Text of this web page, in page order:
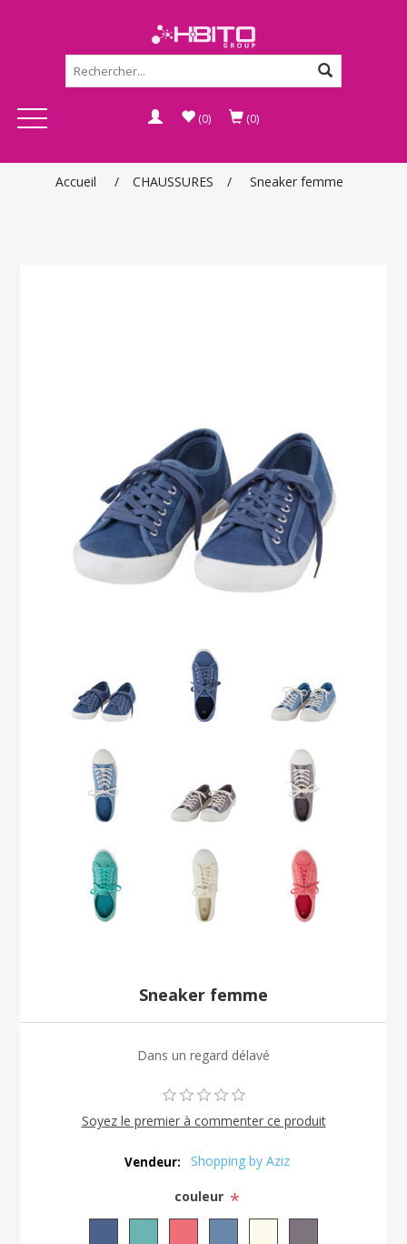
(0) (0)
Accueil / CHAUSSURES / Sneaker femme
Sneaker femme
Dans un regard délavé
Soyez le premier à commenter ce produit
Vendeur: Shopping by Aziz
couleur *